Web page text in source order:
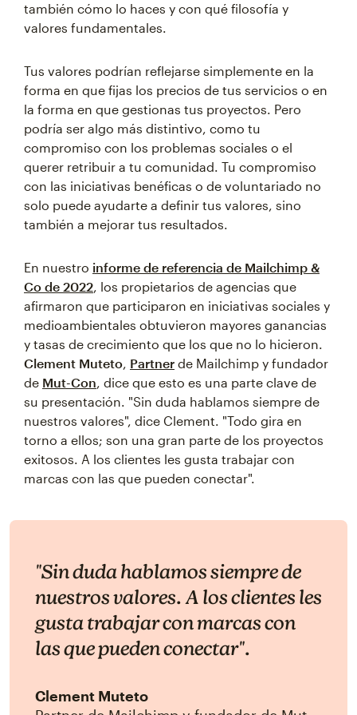
también cómo lo haces y con qué filosofía y
valores fundamentales.
Tus valores podrían reflejarse simplemente en la
forma en que fijas los precios de tus servicios o en
la forma en que gestionas tus proyectos. Pero
podría ser algo más distintivo, como tu
compromiso con los problemas sociales o el
querer retribuir a tu comunidad. Tu compromiso
con las iniciativas benéficas o de voluntariado no
solo puede ayudarte a definir tus valores, sino
también a mejorar tus resultados.
En nuestro informe de referencia de Mailchimp &
Co de 2022, los propietarios de agencias que
afirmaron que participaron en iniciativas sociales y
medioambientales obtuvieron mayores ganancias
y tasas de crecimiento que los que no lo hicieron.
Clement Muteto, Partner de Mailchimp y fundador
de Mut-Con, dice que esto es una parte clave de
su presentación. "Sin duda hablamos siempre de
nuestros valores", dice Clement. "Todo gira en
torno a ellos; son una gran parte de los proyectos
exitosos. A los clientes les gusta trabajar con
marcas con las que pueden conectar".
"Sin duda hablamos siempre de
nuestros valores. A los clientes les
gusta trabajar con marcas con
las que pueden conectar".
Clement Muteto